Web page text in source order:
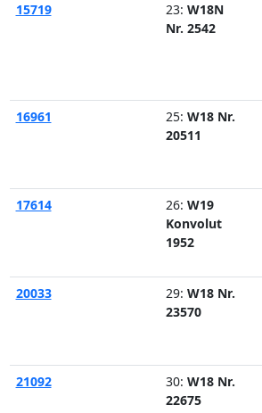
15719
23: W18N
Nr. 2542
16961
25: W18 Nr.
20511
17614 26: W19
Konvolut
1952
20033 29: W18 Nr.
23570
21092 30: W18 Nr.
22675